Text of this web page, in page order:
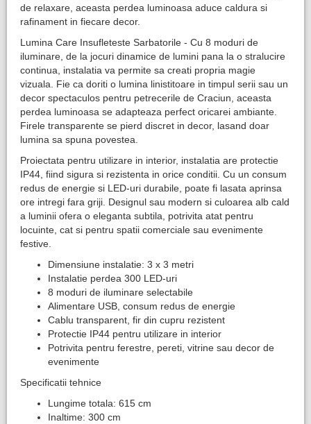
de relaxare, aceasta perdea luminoasa aduce caldura si
rafinament in fiecare decor.
Lumina Care Insufleteste Sarbatorile - Cu 8 moduri de
iluminare, de la jocuri dinamice de lumini pana la o stralucire
continua, instalatia va permite sa creati propria magie
vizuala. Fie ca doriti o lumina linistitoare in timpul serii sau un
decor spectaculos pentru petrecerile de Craciun, aceasta
perdea luminoasa se adapteaza perfect oricarei ambiante.
Firele transparente se pierd discret in decor, lasand doar
lumina sa spuna povestea.
Proiectata pentru utilizare in interior, instalatia are protectie
IP44, fiind sigura si rezistenta in orice conditii. Cu un consum
redus de energie si LED-uri durabile, poate fi lasata aprinsa
ore intregi fara griji. Designul sau modern si culoarea alb cald
a luminii ofera o eleganta subtila, potrivita atat pentru
locuinte, cat si pentru spatii comerciale sau evenimente
festive.
Dimensiune instalatie: 3 x 3 metri
Instalatie perdea 300 LED-uri
8 moduri de iluminare selectabile
Alimentare USB, consum redus de energie
Cablu transparent, fir din cupru rezistent
Protectie IP44 pentru utilizare in interior
Potrivita pentru ferestre, pereti, vitrine sau decor de
evenimente
Specificatii tehnice
Lungime totala: 615 cm
Inaltime: 300 cm